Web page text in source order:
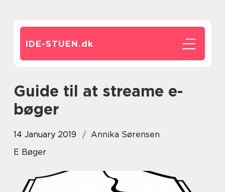
IDE-STUEN.dk
Guide til at streame e-
bøger
14 January 2019
Annika Sørensen
E Bøger